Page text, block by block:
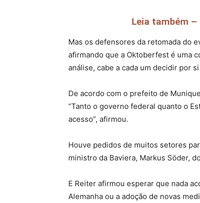
Leia também –
Mas os defensores da retomada do
afirmando que a Oktoberfest é uma
análise, cabe a cada um decidir por
De acordo com o prefeito de
“Tanto o governo federal quanto o
acesso”, afirmou.
Houve pedidos de muitos setores
ministro da Baviera, Markus Söder,
E Reiter afirmou esperar que nada
Alemanha ou a adoção de novas